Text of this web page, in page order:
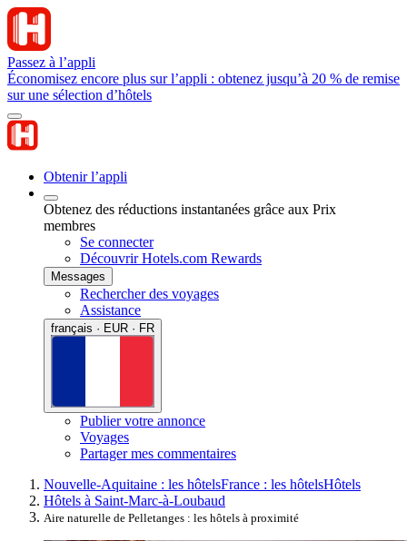
Passez à l’appli
Économisez encore plus sur l’appli : obtenez jusqu’à 20 % de remise
sur une sélection d’hôtels
Obtenir l’appli
Obtenez des réductions instantanées grâce aux Prix
membres
Se connecter
Découvrir Hotels.com Rewards
Messages
Rechercher des voyages
Assistance
français · EUR · FR
Publier votre annonce
Voyages
Partager mes commentaires
Nouvelle-Aquitaine : les hôtelsFrance : les hôtelsHôtels
Hôtels à Saint-Marc-à-Loubaud
Aire naturelle de Pelletanges : les hôtels à proximité